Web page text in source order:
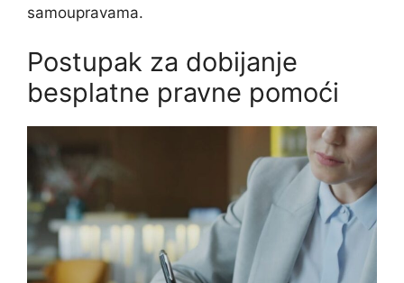
samoupravama.
Postupak za dobijanje
besplatne pravne pomoći